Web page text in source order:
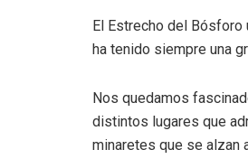
El Estrecho del Bósforo
ha tenido siempre una
Nos quedamos
distintos lugares que
minaretes que se alzan